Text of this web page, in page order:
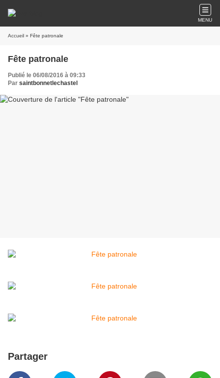
MENU
Accueil » Fête patronale
Fête patronale
Publié le 06/08/2016 à 09:33
Par saintbonnetlechastel
Partager